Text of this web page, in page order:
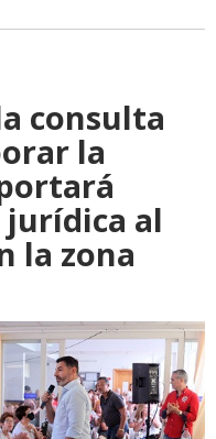
consulta
la
al
la zona